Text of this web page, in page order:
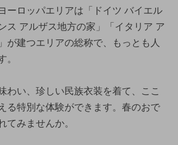
ーロッパエリアは「ドイツ バイエル
ス アルザス地方の家」「イタリア ア
が建つエリアの総称で、もっとも人
。
わい、珍しい民族衣装を着て、ここ
る特別な体験ができます。春のおで
てみませんか。